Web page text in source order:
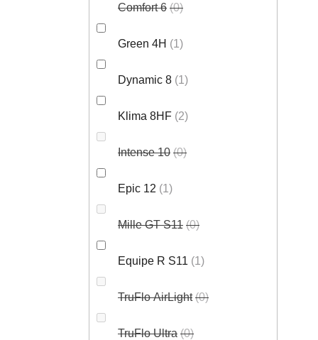
Comfort 6 0
Green 4H 1
Dynamic 8 1
Klima 8HF 2
Intense 10 0
Epic 12 1
Mille GT S11 0
Equipe R S11 1
TruFlo AirLight 0
TruFlo Ultra 0
nohavice s trakmi
2 249 Kč 3 500 Kč